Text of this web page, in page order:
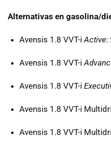
Alternativas en gasolina/
Avensis 1.8 VVT-i Active:
Avensis 1.8 VVT-i
Avensis 1.8 VVT-i
Avensis 1.8 VVT-i
Avensis 1.8 VVT-i